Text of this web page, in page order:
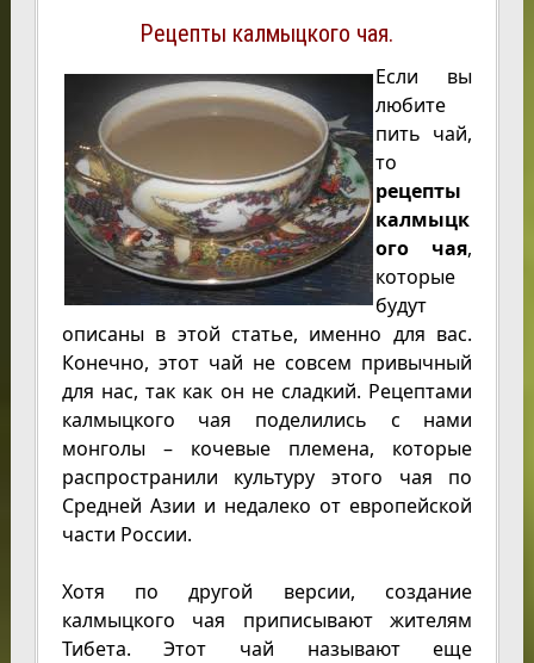
Рецепты калмыцкого чая.
Если вы
любите
пить чай,
то
рецепты
калмыцк
ого чая,
которые
будут
описаны в этой статье, именно для вас.
Конечно, этот чай не совсем привычный
для нас, так как он не сладкий. Рецептами
калмыцкого чая поделились с нами
монголы – кочевые племена, которые
распространили культуру этого чая по
Средней Азии и недалеко от европейской
части России.
Хотя по другой версии, создание
калмыцкого чая приписывают жителям
Тибета. Этот чай называют еще